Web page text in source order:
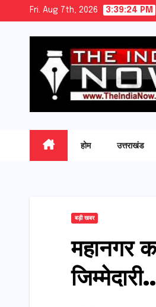
Fri. Aug 7th, 2026 3:39:25 PM
होम उत्तराखंड
बड़ी खबर
महानगर